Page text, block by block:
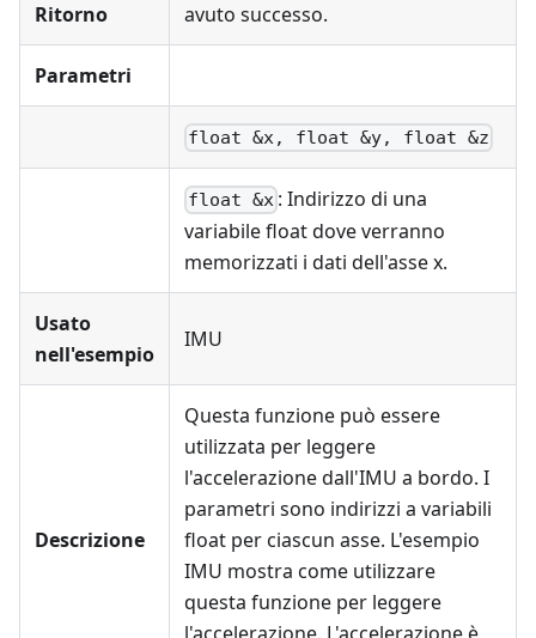
Ritorno
avuto successo.
Parametri
float &x, float &y, float &z
float &x : Indirizzo di una
variabile float dove verranno
memorizzati i dati dell'asse x.
Usato
nell'esempio
IMU
Descrizione
Questa funzione può essere
utilizzata per leggere
l'accelerazione dall'IMU a bordo. I
parametri sono indirizzi a variabili
float per ciascun asse. L'esempio
IMU mostra come utilizzare
questa funzione per leggere